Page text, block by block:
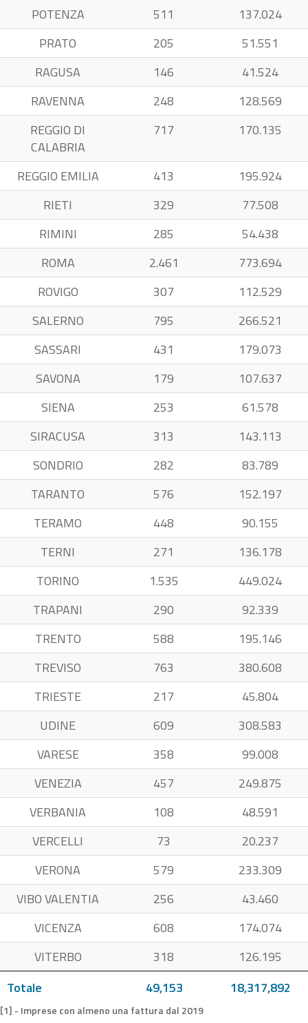
Totale 49,153 18,317,892
POTENZA
511
137.024
PRATO
205
51.551
RAGUSA
146
41.524
RAVENNA
248
128.569
REGGIO DI
CALABRIA
717 170.135
REGGIO EMILIA 413
195.924
RIETI
329
77.508
RIMINI
285
54.438
ROMA
2.461
773.694
ROVIGO
307
112.529
SALERNO
795
266.521
SASSARI
431
179.073
SAVONA
179
107.637
SIENA
253
61.578
SIRACUSA
313
143.113
SONDRIO
282
83.789
TARANTO
576
152.197
TERAMO
448
90.155
TERNI
271
136.178
TORINO
1.535
449.024
TRAPANI
290
92.339
TRENTO
588
195.146
TREVISO
763
380.608
TRIESTE
217
45.804
UDINE
609
308.583
VARESE
358
99.008
VENEZIA
457
249.875
VERBANIA
108
48.591
VERCELLI
73
20.237
VERONA
579
233.309
VIBO VALENTIA
256
43.460
VICENZA
608
174.074
VITERBO
318 126.195
[1] - Imprese con almeno una fattura dal 2019